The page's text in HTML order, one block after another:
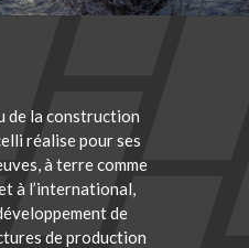
de la construction
réalise pour ses
à terre comme
à l’international,
de
de production